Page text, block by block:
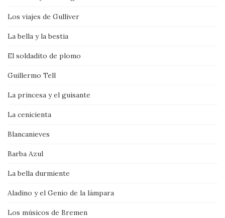
Los viajes de Gulliver
La bella y la bestia
El soldadito de plomo
Guillermo Tell
La princesa y el guisante
La cenicienta
Blancanieves
Barba Azul
La bella durmiente
Aladino y el Genio de la lámpara
Los músicos de Bremen